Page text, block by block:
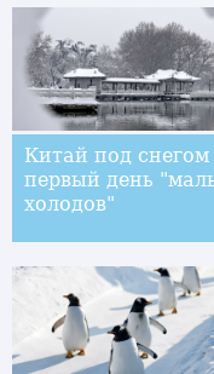
Китай под снегом
первый день
холодов"